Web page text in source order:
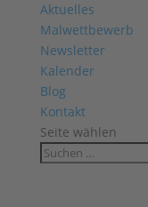
Aktuelles
Malwettbewerb
Newsletter
Kalender
Blog
Kontakt
Seite wählen